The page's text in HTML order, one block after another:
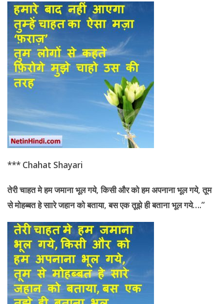
*** Chahat Shayari
तेरीचाहत मे हम जमाना भूल गये, किसी और को हम अपनाना भूल गये, तूम
से मोहब्बत हे साारे जहान को बताया, बस एक तूझे ही बताना भूल गये….”